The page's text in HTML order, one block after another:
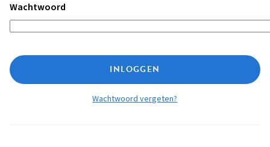
Wachtwoord
INLOGGEN
Wachtwoord vergeten?